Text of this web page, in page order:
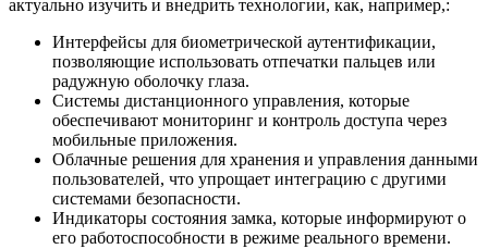
актуально изучить и внедрить технологии, как, например,:
Интерфейсы для биометрической аутентификации,
позволяющие использовать отпечатки пальцев или
радужную оболочку глаза.
Системы дистанционного управления, которые
обеспечивают мониторинг и контроль доступа через
мобильные приложения.
Облачные решения для хранения и управления данными
пользователей, что упрощает интеграцию с другими
системами безопасности.
Индикаторы состояния замка, которые информируют о
его работоспособности в режиме реального времени.